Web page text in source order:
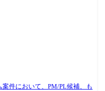
際は希望で選考を進めますの
管理システム、保険商品の管
を行っております。 30年以上参
開発に携わることができま
件において、PM/PL候補、も